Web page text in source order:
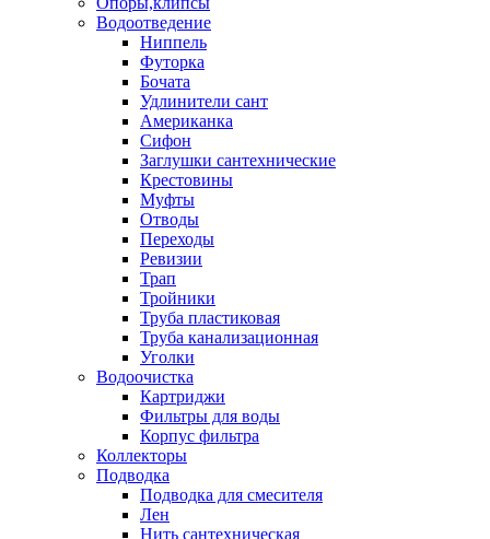
Водоотведение
Ниппель
Футорка
Бочата
Удлинители сант
Американка
Сифон
Заглушки сантехнические
Крестовины
Муфты
Отводы
Переходы
Ревизии
Трап
Тройники
Труба пластиковая
Труба канализационная
Уголки
Водоочистка
Картриджи
Фильтры для воды
Корпус фильтра
Коллекторы
Подводка
Подводка для смесителя
Лен
Нить сантехническая